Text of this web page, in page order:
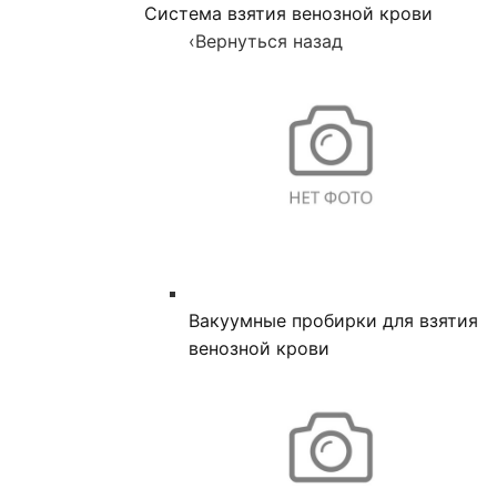
Система взятия венозной крови
‹Вернуться назад
Вакуумные пробирки для взятия
венозной крови